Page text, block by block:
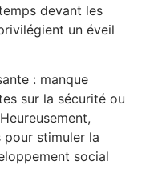
devant les
un éveil
: manque
sur la sécurité ou
pour stimuler la
social